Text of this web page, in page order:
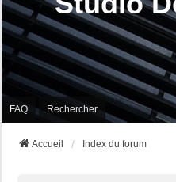
FAQ Rechercher
Accueil Index du forum